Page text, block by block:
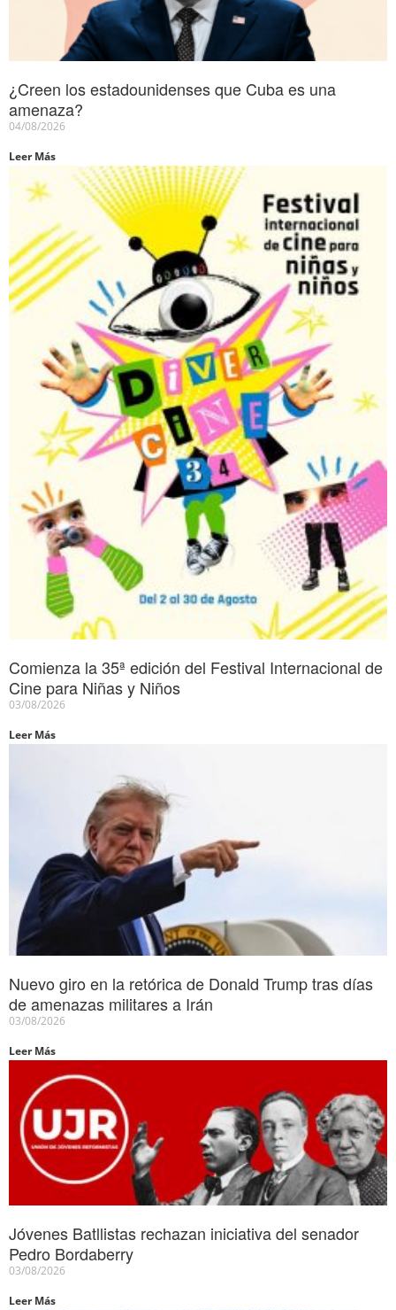
¿Creen los estadounidenses que Cuba es una
amenaza?
04/08/2026
Leer Más
Comienza la 35ª edición del Festival Internacional de
Cine para Niñas y Niños
03/08/2026
Leer Más
Nuevo giro en la retórica de Donald Trump tras días
de amenazas militares a Irán
03/08/2026
Leer Más
Jóvenes Batllistas rechazan iniciativa del senador
Pedro Bordaberry
03/08/2026
Leer Más